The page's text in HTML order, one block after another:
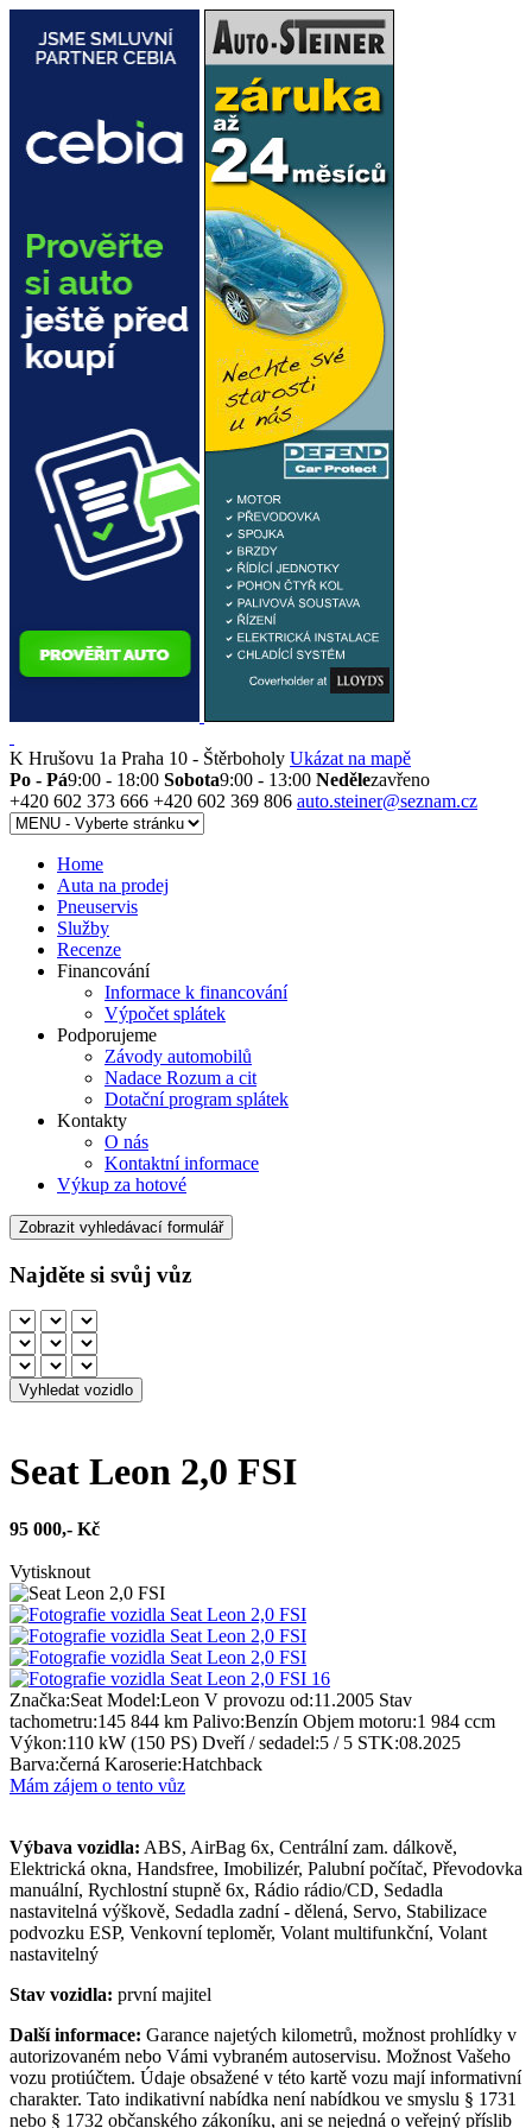
K Hrušovu 1a Praha 10 - Štěrboholy Ukázat na mapě
Po - Pá9:00 - 18:00 Sobota9:00 - 13:00 Nedělezavřeno
+420 602 373 666 +420 602 369 806 auto.steiner@seznam.cz
Home
Auta na prodej
Pneuservis
Služby
Recenze
Financování
Informace k financování
Výpočet splátek
Podporujeme
Závody automobilů
Nadace Rozum a cit
Dotační program splátek
Kontakty
O nás
Kontaktní informace
Výkup za hotové
Zobrazit vyhledávací formulář
Najděte si svůj vůz
Seat Leon 2,0 FSI
95 000,- Kč
Vytisknout
16
Značka:Seat Model:Leon V provozu od:11.2005 Stav
tachometru:145 844 km Palivo:Benzín Objem motoru:1 984 ccm
Výkon:110 kW (150 PS) Dveří / sedadel:5 / 5 STK:08.2025
Barva:černá Karoserie:Hatchback
Mám zájem o tento vůz
Výbava vozidla: ABS, AirBag 6x, Centrální zam. dálkově,
Elektrická okna, Handsfree, Imobilizér, Palubní počítač, Převodovka
manuální, Rychlostní stupně 6x, Rádio rádio/CD, Sedadla
nastavitelná výškově, Sedadla zadní - dělená, Servo, Stabilizace
podvozku ESP, Venkovní teploměr, Volant multifunkční, Volant
nastavitelný
Stav vozidla: první majitel
Další informace: Garance najetých kilometrů, možnost prohlídky v
autorizovaném nebo Vámi vybraném autoservisu. Možnost Vašeho
vozu protiúčtem. Údaje obsažené v této kartě vozu mají informativní
charakter. Tato indikativní nabídka není nabídkou ve smyslu § 1731
nebo § 1732 občanského zákoníku, ani se nejedná o veřejný příslib